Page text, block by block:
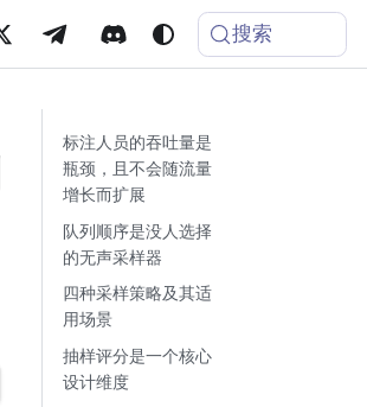
搜索
标注人员的吞吐量是
瓶颈，且不会随流量
增长而扩展
队列顺序是没人选择
的无声采样器
四种采样策略及其适
用场景
抽样评分是一个核心
设计维度